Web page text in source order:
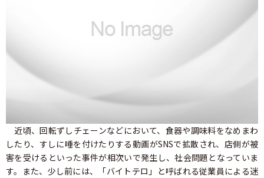
近頃、回転ずしチェーンなどにおいて、食器や調味料をなめまわ
したり、すしに唾を付けたりする動画がSNSで拡散され、店側が被
害を受けるといった事件が相次いで発生し、社会問題となっていま
す。また、少し前には、「バイトテロ」と呼ばれる従業員による迷